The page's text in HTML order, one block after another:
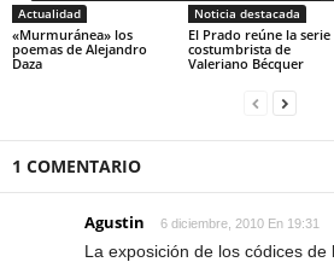
Actualidad
«Murmuránea» los
poemas de Alejandro
Daza
Noticia destacada
El Prado reúne la serie
costumbrista de
Valeriano Bécquer
1 COMENTARIO
Agustin 6 diciembre, 2010 En 19:31
La exposición de los códices de